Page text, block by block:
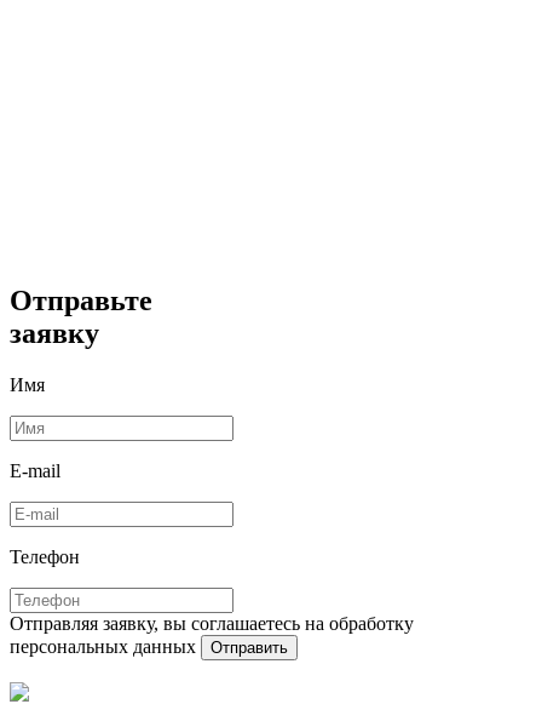
Отправьте
заявку
Имя
E-mail
Телефон
Отправляя заявку, вы соглашаетесь на обработку
персональных данных
Отправить